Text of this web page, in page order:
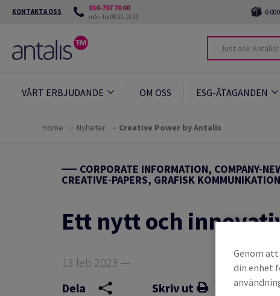
KONTAKTA OSS 010-707 70 00
mån-fre 08:00-16:30 6
VÅRT ERBJUDANDE OM OSS ESG-ÅTAGANDEN
Home Nyheter Creative Power by Antalis
CORPORATE INFORMATION, COMPANY-
CREATIVE-PAPERS, GRAFISK KOMMUNIKATION
Ett nytt och
13 feb 2023 —
Dela
Skriv ut
Genom
din enhet